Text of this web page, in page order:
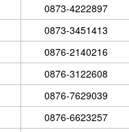
0873-4222897
0873-3451413
0876-2140216
0876-3122608
0876-7629039
0876-6623257